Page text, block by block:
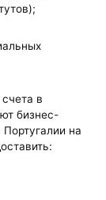
в
бизнес-
на